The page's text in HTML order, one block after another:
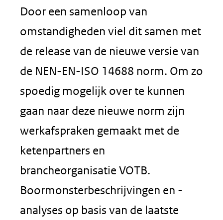
Door een samenloop van
omstandigheden viel dit samen met
de release van de nieuwe versie van
de NEN-EN-ISO 14688 norm. Om zo
spoedig mogelijk over te kunnen
gaan naar deze nieuwe norm zijn
werkafspraken gemaakt met de
ketenpartners en
brancheorganisatie VOTB.
Boormonsterbeschrijvingen en -
analyses op basis van de laatste